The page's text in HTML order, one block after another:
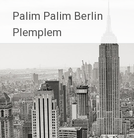
Inhalt
springen
Palim Palim Berlin
Plemplem